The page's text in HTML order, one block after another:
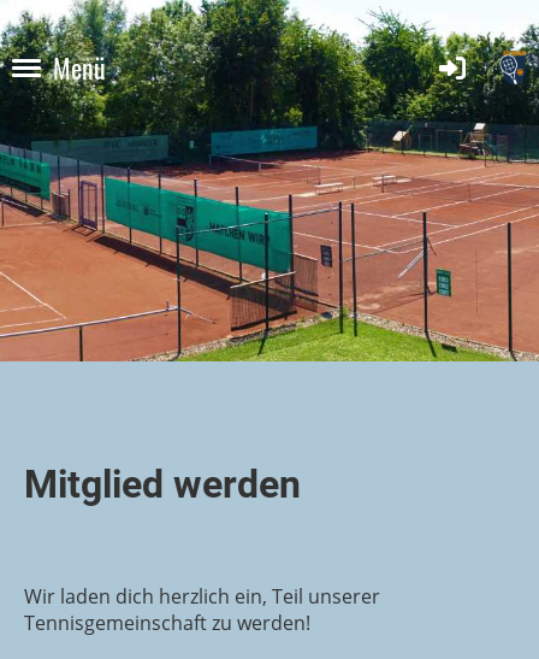
Menü
Mitglied werden
Wir laden dich herzlich ein, Teil unserer
Tennisgemeinschaft zu werden!